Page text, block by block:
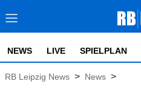
NEWS LIVE SPIELPLAN
RB Leipzig News > News >